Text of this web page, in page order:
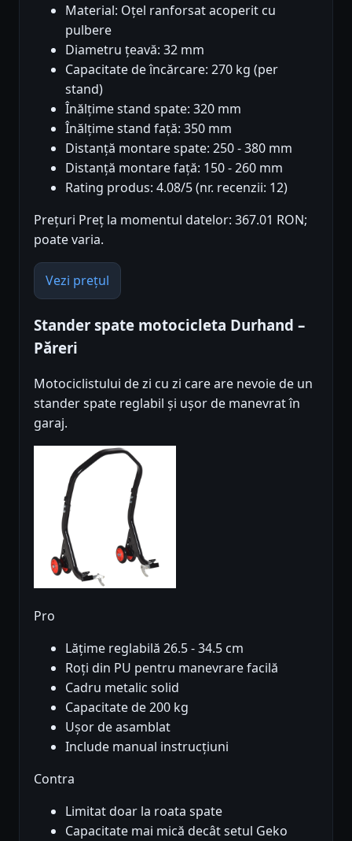
Material: Oțel ranforsat acoperit cu
pulbere
Diametru țeavă: 32 mm
Capacitate de încărcare: 270 kg (per
stand)
Înălțime stand spate: 320 mm
Înălțime stand față: 350 mm
Distanță montare spate: 250 - 380 mm
Distanță montare față: 150 - 260 mm
Rating produs: 4.08/5 (nr. recenzii: 12)
Prețuri Preț la momentul datelor: 367.01 RON;
poate varia.
Vezi prețul
Stander spate motocicleta Durhand –
Păreri
Motociclistului de zi cu zi care are nevoie de un
stander spate reglabil și ușor de manevrat în
garaj.
Pro
Lățime reglabilă 26.5 - 34.5 cm
Roți din PU pentru manevrare facilă
Cadru metalic solid
Capacitate de 200 kg
Ușor de asamblat
Include manual instrucțiuni
Contra
Limitat doar la roata spate
Capacitate mai mică decât setul Geko